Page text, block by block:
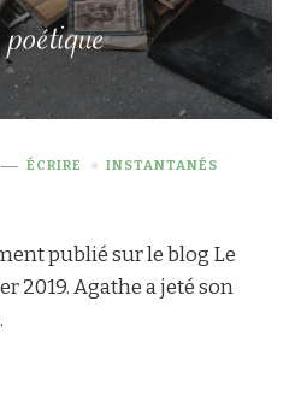
ÉCRIRE INSTANTANÉS
publié sur le blog Le
2019. Agathe a jeté son